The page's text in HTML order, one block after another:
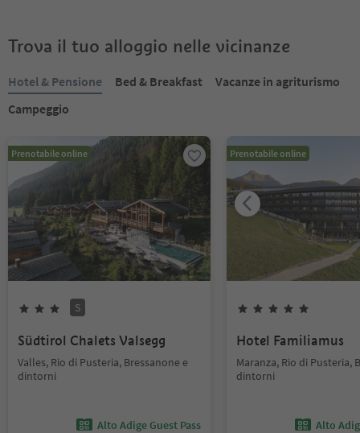
Trova il tuo alloggio nelle vicinanze
Hotel & Pensione Bed & Breakfast
Vacanze in agriturismo
Campeggio
Prenotabile online
S
Südtirol Chalets Valsegg
Valles, Rio di Pusteria, Bressanone e
dintorni
Alto Adige Guest Pass
Prenotabile online
Hotel Familiamus
Maranza, Rio di Pusteria,
dintorni
Alto